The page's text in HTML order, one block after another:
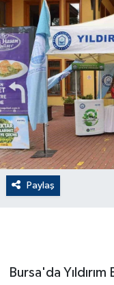
Paylaş
Bursa'da
ÇEVRE
Dış Haberler
Dünya
EĞİTİM
EKONOMİ
English News
Flaş Haber